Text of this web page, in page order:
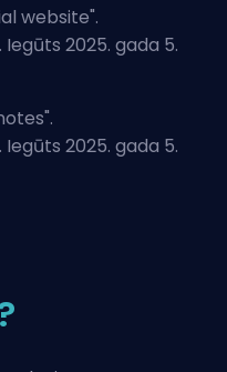
website".
2025. gada 5.
".
2025. gada 5.